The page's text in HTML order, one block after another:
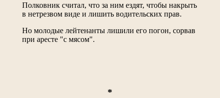
Полковник считал, что за ним ездят, чтобы накрыть
в нетрезвом виде и лишить водительских прав.
Но молодые лейтенанты лишили его погон, сорвав
при аресте "с мясом".
*